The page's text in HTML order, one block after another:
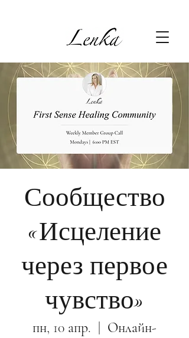
Сообщество
«Исцеление
через первое
чувство»
пн, 10 апр.
Онлайн-